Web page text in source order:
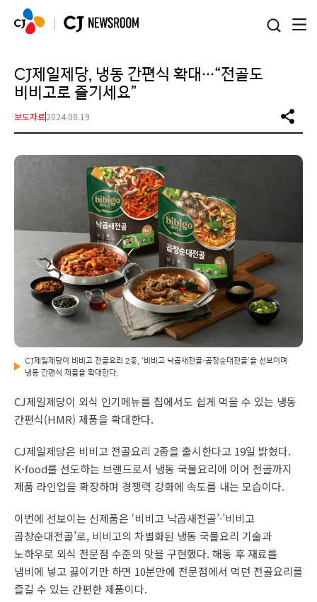
CJ제일제당, 냉동 간편식 확대…“전골도
비비고로 즐기세요”
보도자료2024.08.19
CJ제일제당이 비비고 전골요리 2종, ‘비비고 낙곱새전골·곱창순대전골’을 선보이며
냉동 간편식 제품을 확대한다.
CJ제일제당이 외식 인기메뉴를 집에서도 쉽게 먹을 수 있는 냉동
간편식(HMR) 제품을 확대한다.
CJ제일제당은 비비고 전골요리 2종을 출시한다고 19일 밝혔다.
K-food를 선도하는 브랜드로서 냉동 국물요리에 이어 전골까지
제품 라인업을 확장하며 경쟁력 강화에 속도를 내는 모습이다.
이번에 선보이는 신제품은 ‘비비고 낙곱새전골’·’비비고
곱창순대전골’로, 비비고의 차별화된 냉동 국물요리 기술과
노하우로 외식 전문점 수준의 맛을 구현했다. 해동 후 재료를
냄비에 넣고 끓이기만 하면 10분만에 전문점에서 먹던 전골요리를
즐길 수 있는 간편한 제품이다.